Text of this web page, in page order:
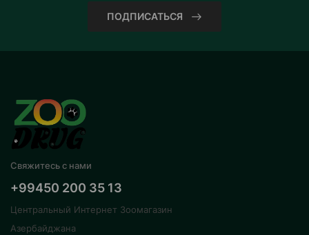
ПОДПИСАТЬСЯ
Свяжитесь с нами
+99450 200 35 13
Центральный Интернет Зоомагазин
Азербайджана